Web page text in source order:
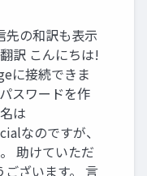
の和訳も表示
訳 こんにちは!
に接続できま
スワードを作
は
なのですが、
助けていただ
ございます。 言